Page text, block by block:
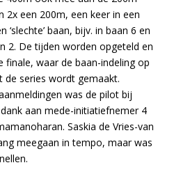
2x een 200m, een keer in een
‘slechte’ baan, bijv. in baan 6 en
2. De tijden worden opgeteld en
finale, waar de baan-indeling op
de series wordt gemaakt.
was de pilot bij
aan mede-initiatiefnemer 4
Saskia de Vries-van
meegaan in tempo, maar was